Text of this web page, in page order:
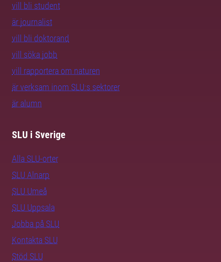
vill bli student
är journalist
vill bli doktorand
vill söka jobb
vill rapportera om naturen
är verksam inom SLU:s sektorer
är alumn
SLU i Sverige
Alla SLU-orter
SLU Alnarp
SLU Umeå
SLU Uppsala
Jobba på SLU
Kontakta SLU
Stöd SLU